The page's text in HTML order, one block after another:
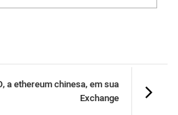
a ethereum chinesa, em sua
Exchange